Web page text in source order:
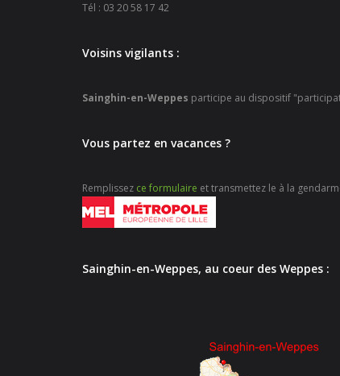
Tél : 03 20 58 17 42
Voisins vigilants :
Sainghin-en-Weppes participe au dispositif
Vous partez en vacances ?
Remplissez ce formulaire et transmettez le à la
Sainghin-en-Weppes, au coeur des Weppes :